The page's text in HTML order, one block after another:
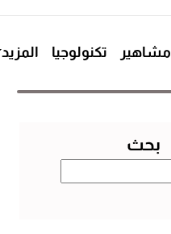
مشاهير تكنولوجيا المزيد
بحث